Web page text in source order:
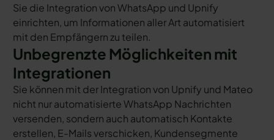
Sie die Integration von WhatsApp und Upnify
einrichten, um Informationen aller Art automatisiert
mit den Empfängern zu teilen.
Unbegrenzte Möglichkeiten mit
Integrationen
Sie können mit der Integration von Upnify und Mateo
nicht nur automatisierte WhatsApp Nachrichten
versenden, sondern auch automatisch Kontakte
erstellen, E-Mails verschicken, Kundensegmente